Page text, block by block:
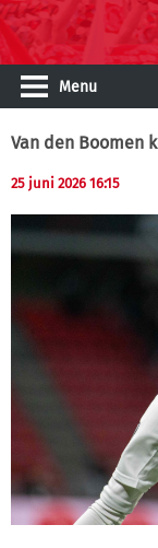
Menu
Van den Boomen
25 juni 2026 16:15